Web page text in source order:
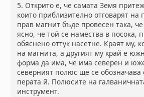
5. Открито е, че самата Земя
които приблизително отговарят
прав магнит бъде провесен така,
ясно, че той се намества в посока,
обяснено оттук насетне. Краят му,
на магнита, а другият му край е
форма да има, че има северен и
северният полюс ще се
перата й. Полюсите на
инструмент.